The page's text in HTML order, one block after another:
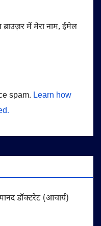
में मेरा नाम, ईमेल
spam. Learn how
डॉक्टरेट (आचार्य)